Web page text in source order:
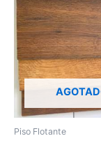
Piso Flotante